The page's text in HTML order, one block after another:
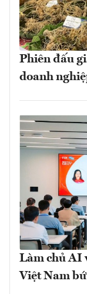
Phiên đấu
doanh
Làm chủ AI
Việt Nam